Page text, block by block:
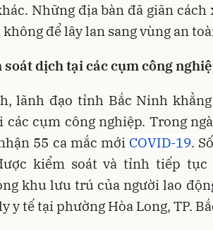
Những địa bàn đã giãn cách
để lây lan sang vùng an
dịch tại các cụm công
lãnh đạo tỉnh Bắc Ninh
cụm công nghiệp. Trong
55 ca mắc mới COVID-19.
kiểm soát và tỉnh tiếp tục
khu lưu trú của người lao
y tế tại phường Hòa Long, TP.